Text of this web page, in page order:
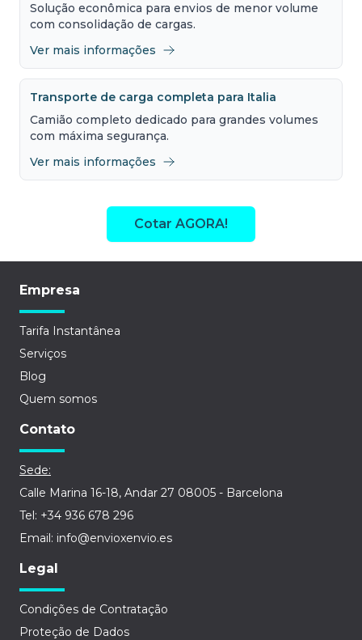
Solução econômica para envios de menor volume
com consolidação de cargas.
Ver mais informações
Transporte de carga completa para Italia
Camião completo dedicado para grandes volumes
com máxima segurança.
Ver mais informações
Cotar AGORA!
Empresa
Tarifa Instantânea
Serviços
Blog
Quem somos
Contato
Sede:
Calle Marina 16-18, Andar 27 08005 - Barcelona
Tel: +34 936 678 296
Email: info@envioxenvio.es
Legal
Condições de Contratação
Proteção de Dados